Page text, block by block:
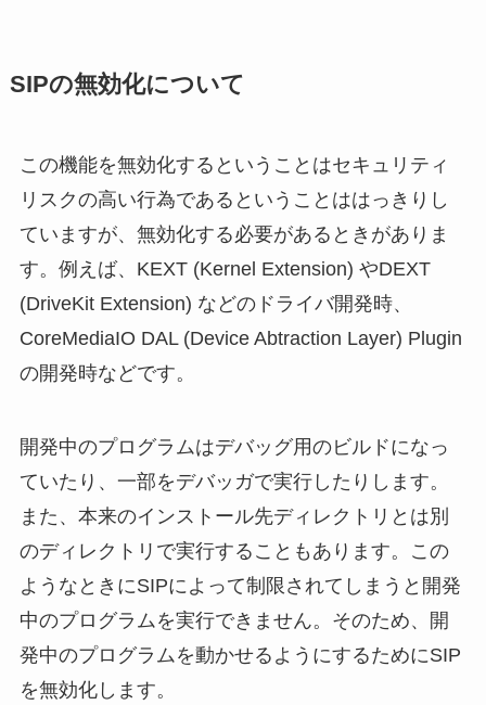
SIPの無効化について
この機能を無効化するということはセキュリティ
リスクの高い行為であるということははっきりし
ていますが、無効化する必要があるときがありま
す。例えば、KEXT (Kernel Extension) やDEXT
(DriveKit Extension) などのドライバ開発時、
CoreMediaIO DAL (Device Abtraction Layer) Plugin
の開発時などです。
開発中のプログラムはデバッグ用のビルドになっ
ていたり、一部をデバッガで実行したりします。
また、本来のインストール先ディレクトリとは別
のディレクトリで実行することもあります。この
ようなときにSIPによって制限されてしまうと開発
中のプログラムを実行できません。そのため、開
発中のプログラムを動かせるようにするためにSIP
を無効化します。